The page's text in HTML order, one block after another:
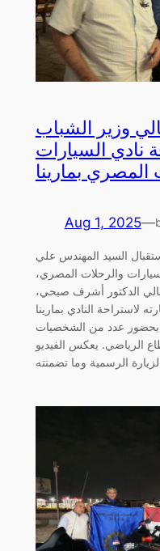
وزير الشباب
نادي السيارات
المصري بمارينا
Aug 1, 2025—
السيد المهندس علي
والرحلات المصري،
الدكتور أشرف صبحي،
لاستراحة النادي بمارينا
30 يوليو 2025، وذلك بحضور عدد من الشخصيات
الرياضي. يعكس الفيديو